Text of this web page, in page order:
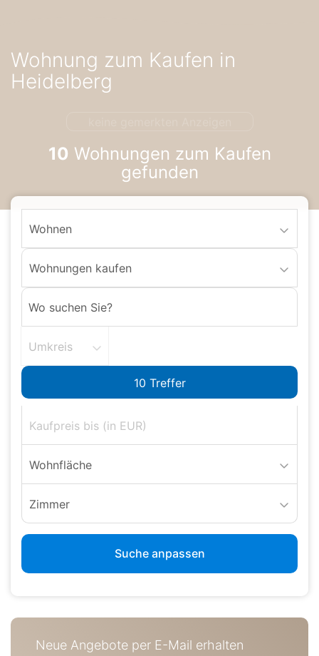
zur
Navigation
zum
Wohnung zum Kaufen in
Heidelberg
10 Wohnungen zum Kaufen
gefunden
Wohnen
Wohnungen kaufen
Umkreis
Wohnfläche
Zimmer
Suche anpassen
Neue Angebote per E-Mail erhalten